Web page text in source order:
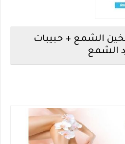
الشمع + حبيبات
الشمع